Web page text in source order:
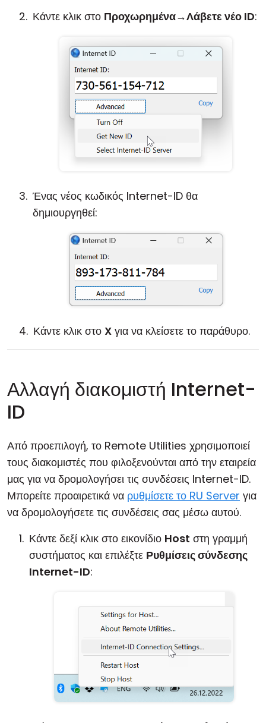
Κάντε κλικ στο Προχωρημένα→Λάβετε νέο ID:
Ένας νέος κωδικός Internet-ID θα
δημιουργηθεί:
Κάντε κλικ στο X για να κλείσετε το παράθυρο.
Αλλαγή διακομιστή Internet-
ID
Από προεπιλογή, το Remote Utilities χρησιμοποιεί
τους διακομιστές που φιλοξενούνται από την εταιρεία
μας για να δρομολογήσει τις συνδέσεις Internet-ID.
Μπορείτε προαιρετικά να ρυθμίσετε το RU Server για
να δρομολογήσετε τις συνδέσεις σας μέσω αυτού.
Κάντε δεξί κλικ στο εικονίδιο Host στη γραμμή
συστήματος και επιλέξτε Ρυθμίσεις σύνδεσης
Internet-ID: